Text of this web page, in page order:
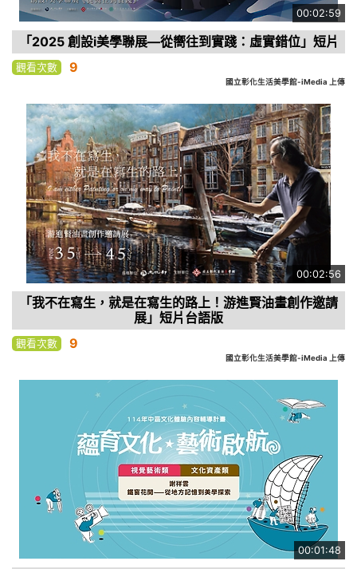
00:02:59
「2025 創設i美學聯展—從嚮往到實踐：虛實錯位」短片
觀看次數 9
國立彰化生活美學館-iMedia 上傳
00:02:56
「我不在寫生，就是在寫生的路上！游進賢油畫創作邀請
展」短片台語版
觀看次數 9
國立彰化生活美學館-iMedia 上傳
00:01:48